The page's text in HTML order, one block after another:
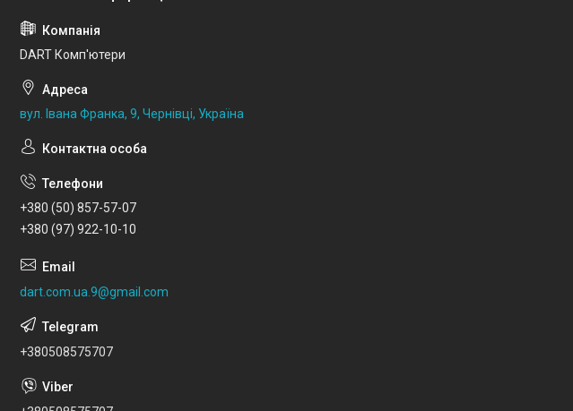
DART Комп'ютери
вул. Івана Франка, 9, Чернівці, Україна
+380 (50) 857-57-07
+380 (97) 922-10-10
dart.com.ua.9@gmail.com
+380508575707